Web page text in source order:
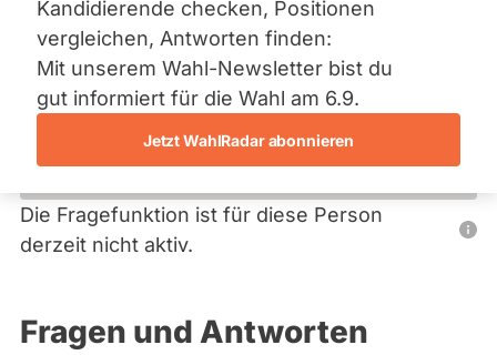
Saarland
Sachsen
Sachsen-Anhalt
Sachsen-Anhalt
Schleswig-Holstein
Thüringen
Archiv
Über uns
Kandidierende checken, Positionen
vergleichen, Antworten finden:
Mit unserem Wahl-Newsletter bist du
gut informiert für die Wahl am 6.9.
Jetzt WahlRadar abonnieren
FREIE WÄHLER
Dieser Politiker hat kein aktuelles und kein zukünftiges
Mandat und keine Direktandidatur auf Landes-, Bundes-
oder EU-Ebene. Mögliche Kandidaturen über eine
Wahlliste werden bei uns nicht erfasst.
Die Fragefunktion ist für diese Person
derzeit nicht aktiv.
Nur
aktiven
Fragen und Antworten